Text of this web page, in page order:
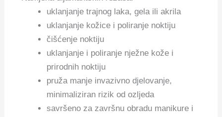
uklanjanje trajnog laka, gela ili akrila
uklanjanje kožice i poliranje noktiju
čišćenje noktiju
uklanjanje i poliranje nježne kože i
prirodnih noktiju
pruža manje invazivno djelovanje,
minimaliziran rizik od ozljeda
savršeno za završnu obradu manikure i